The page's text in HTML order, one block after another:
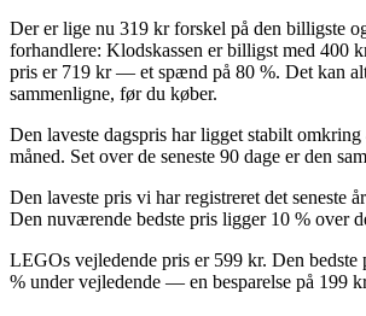
Der er lige nu 319 kr forskel på den billigste
forhandlere: Klodskassen er billigst med 400
pris er 719 kr — et spænd på 80 %. Det kan
sammenligne, før du køber.
Den laveste dagspris har ligget stabilt omkring
måned. Set over de seneste 90 dage er den
Den laveste pris vi har registreret det seneste
Den nuværende bedste pris ligger 10 % over
LEGOs vejledende pris er 599 kr. Den
% under vejledende — en besparelse på 199